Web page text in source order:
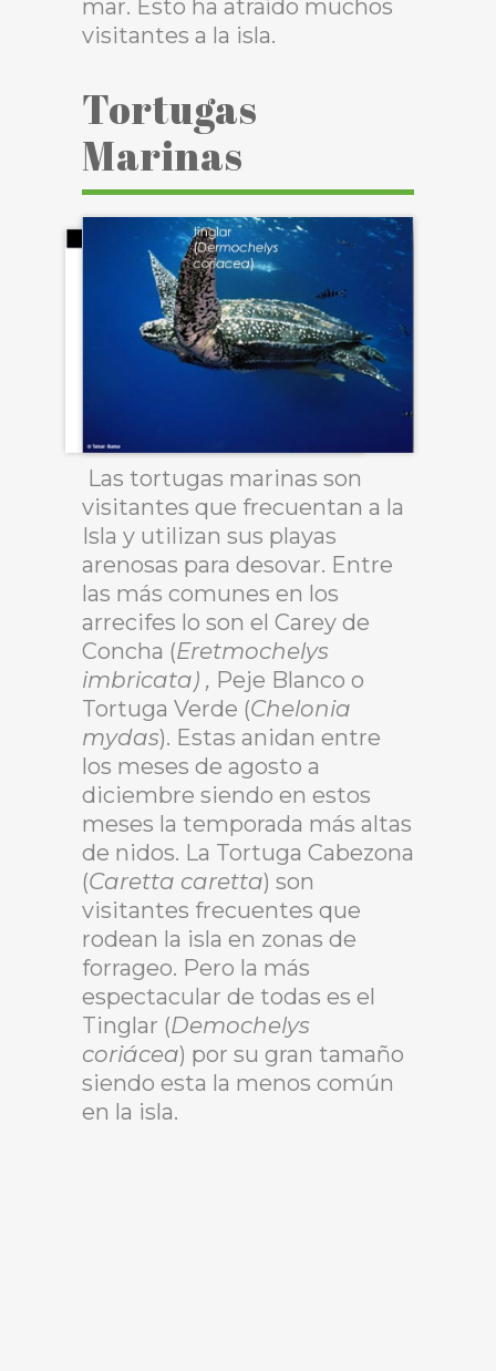
mar. Esto ha atraído muchos
visitantes a la isla.
Tortugas
Marinas
Las tortugas marinas son
visitantes que frecuentan a la
Isla y utilizan sus playas
arenosas para desovar. Entre
las más comunes en los
arrecifes lo son el Carey de
Concha (Eretmochelys
imbricata) , Peje Blanco o
Tortuga Verde (Chelonia
mydas). Estas anidan entre
los meses de agosto a
diciembre siendo en estos
meses la temporada más altas
de nidos. La Tortuga Cabezona
(Caretta caretta) son
visitantes frecuentes que
rodean la isla en zonas de
forrageo. Pero la más
espectacular de todas es el
Tinglar (Demochelys
coriácea) por su gran tamaño
siendo esta la menos común
en la isla.